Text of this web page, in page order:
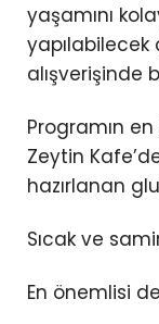
yaşamını
yapılabilecek
alışverişinde
Programın
Zeytin
hazırlanan
Sıcak ve
En önemlisi